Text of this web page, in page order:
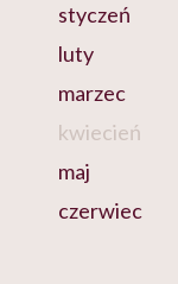
styczeń
luty
marzec
kwiecień
maj
czerwiec